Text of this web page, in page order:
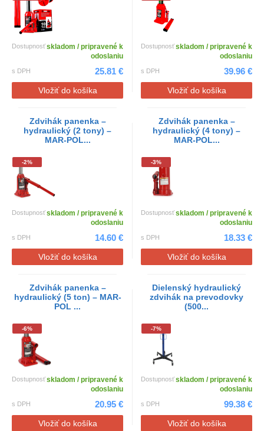
Dostupnosťskladom / pripravené k
odoslaniu
s DPH 25.81 €
Vložiť do košíka
Dostupnosťskladom / pripravené k
odoslaniu
s DPH 39.96 €
Vložiť do košíka
Zdvihák panenka –
hydraulický (2 tony) –
MAR-POL...
-2%
Dostupnosťskladom / pripravené k
odoslaniu
s DPH 14.60 €
Vložiť do košíka
Zdvihák panenka –
hydraulický (4 tony) –
MAR-POL...
-3%
Dostupnosťskladom / pripravené k
odoslaniu
s DPH 18.33 €
Vložiť do košíka
Zdvihák panenka –
hydraulický (5 ton) – MAR-
POL ...
-6%
Dostupnosťskladom / pripravené k
odoslaniu
s DPH 20.95 €
Vložiť do košíka
Dielenský hydraulický
zdvihák na prevodovky
(500...
-7%
Dostupnosťskladom / pripravené k
odoslaniu
s DPH 99.38 €
Vložiť do košíka